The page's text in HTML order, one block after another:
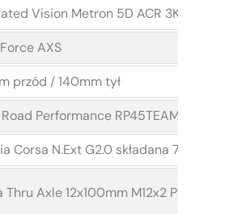
Vision Metron 5D ACR 3K, -6º
AXS
przód / 140mm tył
Performance RP45TEAM
Corsa N.Ext G2.0 składana 700x28c
Axle 12x100mm M12x2 P1 Lite